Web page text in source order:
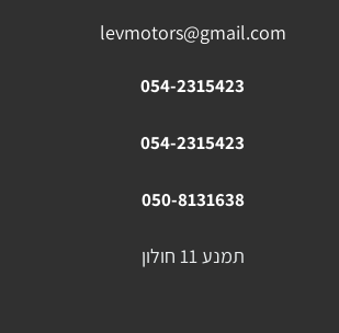
levmotors@gmail.com
054-2315423
054-2315423
050-8131638
תמנע 11 חולון